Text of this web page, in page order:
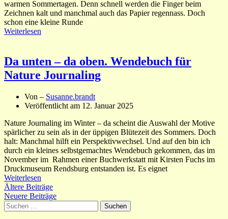
warmen Sommertagen. Denn schnell werden die Finger beim
Zeichnen kalt und manchmal auch das Papier regennass. Doch
schon eine kleine Runde
Weiterlesen
Da unten – da oben. Wendebuch für
Nature Journaling
Von – Susanne.brandt
Veröffentlicht am 12. Januar 2025
Nature Journaling im Winter – da scheint die Auswahl der Motive
spärlicher zu sein als in der üppigen Blütezeit des Sommers. Doch
halt: Manchmal hilft ein Perspektivwechsel. Und auf den bin ich
durch ein kleines selbstgemachtes Wendebuch gekommen, das im
November im Rahmen einer Buchwerkstatt mit Kirsten Fuchs im
Druckmuseum Rendsburg entstanden ist. Es eignet
Weiterlesen
Beitragsnavigation
Ältere Beiträge
Neuere Beiträge
Suchen
nach: